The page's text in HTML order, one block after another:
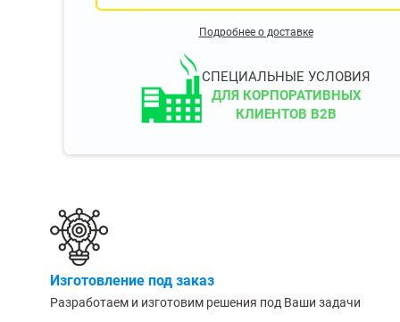
Показать еще▼
(до 10000 кг)
Серые
(ВОДЫ)
односторонние
Консольные
Подробнее о доставке
СПЕЦИАЛЬНЫЕ УСЛОВИЯ
ДЛЯ КОРПОРАТИВНЫХ
КЛИЕНТОВ B2B
Изготовление под заказ
Разработаем и изготовим решения под Ваши задачи